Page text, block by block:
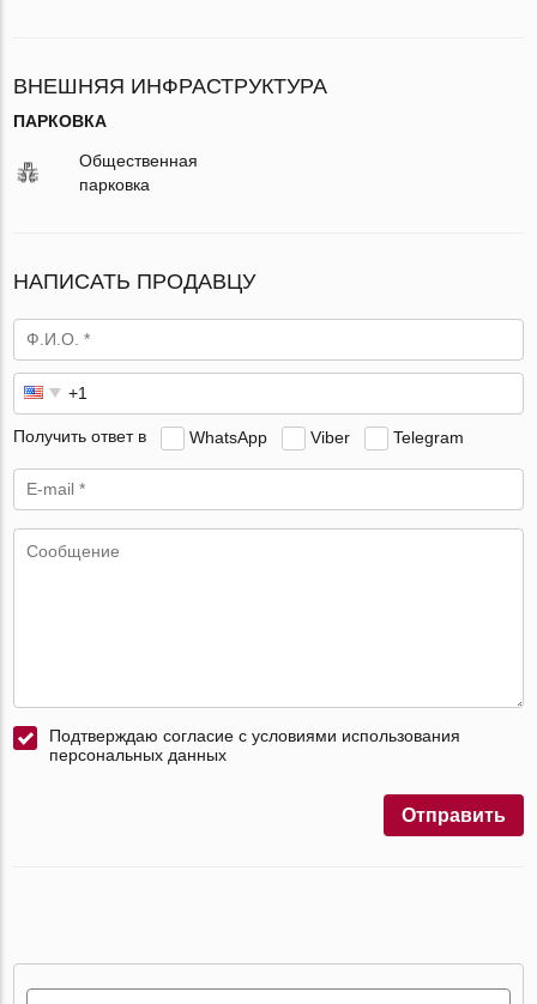
ВНЕШНЯЯ ИНФРАСТРУКТУРА
ПАРКОВКА
Общественная
парковка
НАПИСАТЬ ПРОДАВЦУ
Получить ответ в WhatsApp Viber Telegram
Подтверждаю согласие с условиями использования
персональных данных
Отправить